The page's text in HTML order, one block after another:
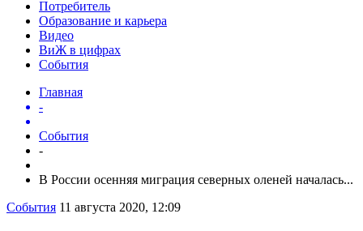
Потребитель
Образование и карьера
Видео
ВиЖ в цифрах
События
Главная
-
События
-
В России осенняя миграция северных оленей началась...
События 11 августа 2020, 12:09